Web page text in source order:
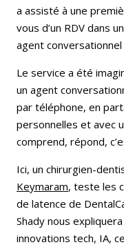
a assisté à une
vous d’un RDV dans
agent conversationnel
Le service a été
un agent
par téléphone, en
personnelles et avec
comprend, répond,
Ici, un chirurgien-
Keymaram, teste les
de latence de
Shady nous
innovations tech, IA,